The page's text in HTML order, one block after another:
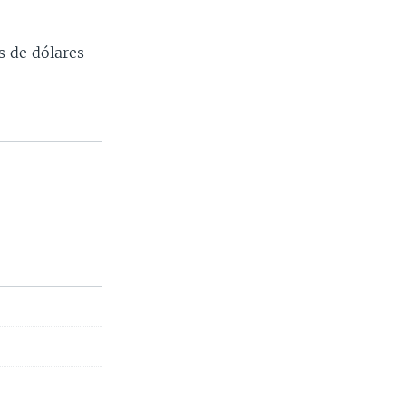
de dólares